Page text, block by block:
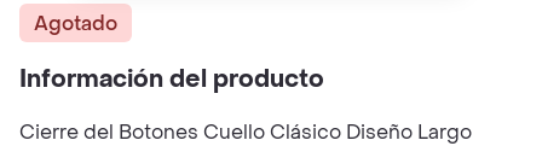
Agotado
Información del producto
Cierre del Botones Cuello Clásico Diseño Largo